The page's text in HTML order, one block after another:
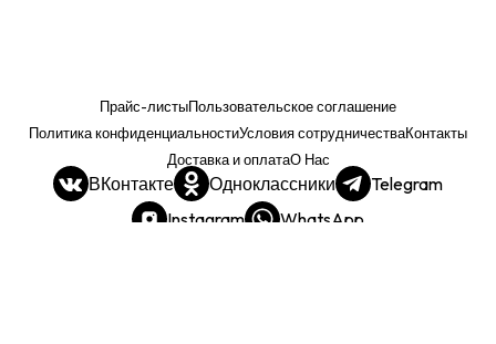
Прайс-листыПользовательское соглашение
Политика конфиденциальностиУсловия сотрудничестваКонтакты
Доставка и оплатаО Нас
ВКонтакте Одноклассники
Telegram
Instagram
WhatsApp